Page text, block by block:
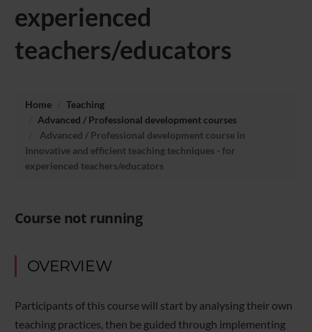
experienced
teachers/educators
Home
Teaching
Advanced / Professional development courses
Advanced / Professional development course in
Innovative and efficient teaching techniques - for
experienced teachers/educators
Course not running
OVERVIEW
Participants of this course will start by analysing their own
teaching practices, then be guided through implementing